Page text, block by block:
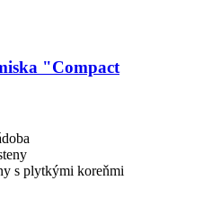
"Compact
s plytkými koreňmi